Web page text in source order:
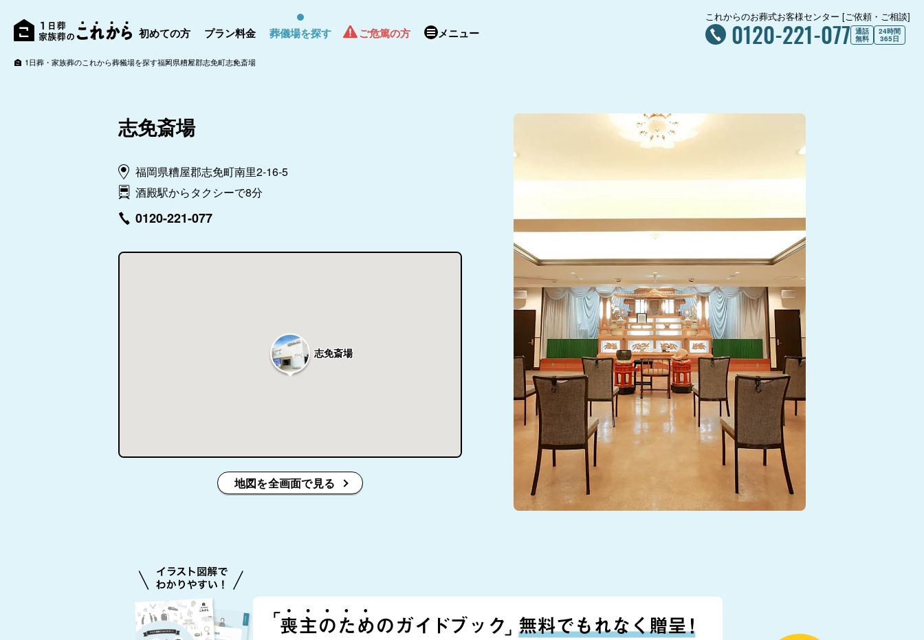
初めての方 プラン料金 葬儀場を探す ご危篤の方 メニュー
これからのお葬式お客様センター [ご依頼・ご相談]
0120-221-077 通話
無料
24時間
365日
1日葬・家族葬のこれから葬儀場を探す福岡県糟屋郡志免町志免斎場
志免斎場
福岡県糟屋郡志免町南里2-16-5
酒殿駅からタクシーで8分
0120-221-077
志免斎場
地図を全画面で見る